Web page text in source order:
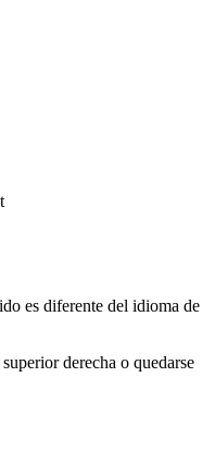
es diferente del idioma de
derecha o quedarse